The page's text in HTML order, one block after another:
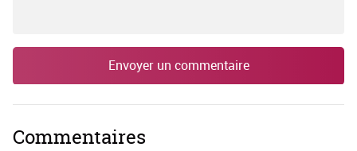
Envoyer un commentaire
Commentaires